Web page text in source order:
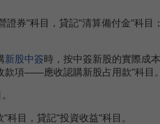
券"科目，貸記"清算備付金"科目
新股中簽時，按中簽新股的實際成
款項——應收認購新股占用款"科目。
目，貸記"投資收益"科目。